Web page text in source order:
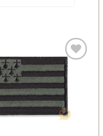
Ajouter
aux
favoris